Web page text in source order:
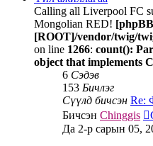
Calling all Liverpool FC
Mongolian RED!
[ROOT]/vendor/twig/
on line 1266: count():
object that implements
6 Сэдэв
153 Бичлэг
Сүүлд бичсэн Re:
Бичсэн Chinggis
Да 2-р сарын 05,